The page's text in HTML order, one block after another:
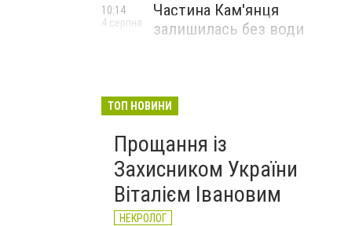
Частина Кам'янця
залишилась без води
10:14
4 серпня
ТОП НОВИНИ
Прощання із
Захисником України
Віталієм Івановим
НЕКРОЛОГ